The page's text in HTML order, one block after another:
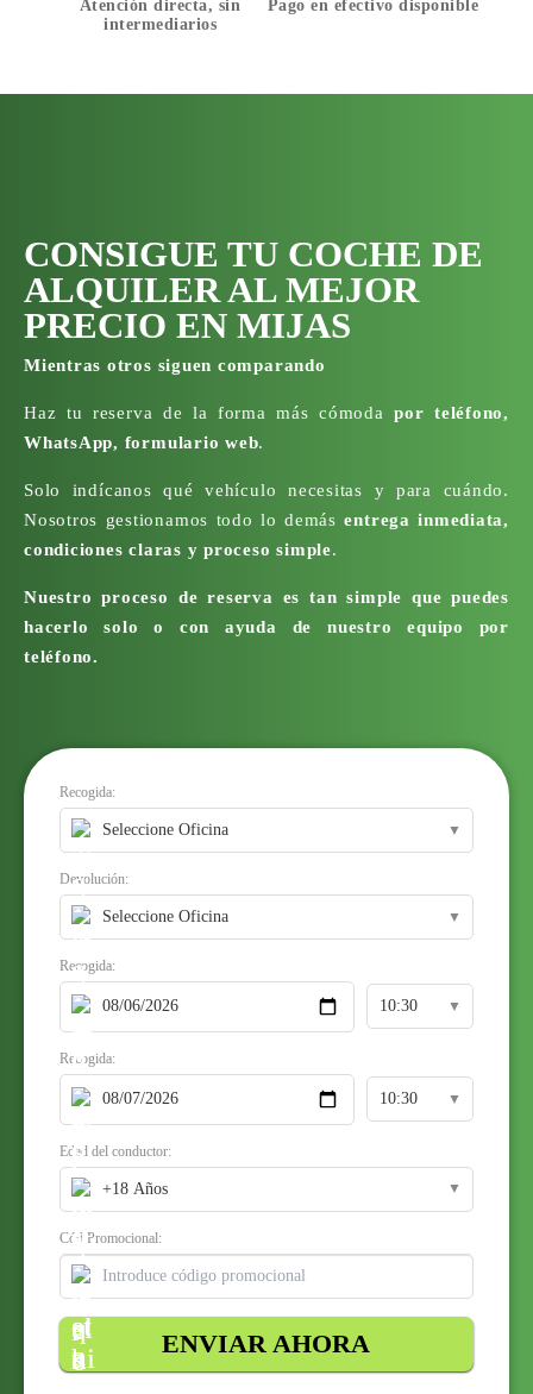
Atención directa, sin
intermediarios
Pago en efectivo disponible
CONSIGUE TU COCHE DE
ALQUILER AL MEJOR
PRECIO EN MIJAS
Mientras otros siguen comparando
Haz tu reserva de la forma más cómodapor teléfono,
WhatsApp, formulario web.
Solo indícanos qué vehículo necesitas y para cuándo.
Nosotros gestionamos todo lo demásentrega inmediata,
condiciones claras y proceso simple.
Nuestro proceso de reserva es tan simple que puedes
hacerlo solo o con ayuda de nuestro equipo por
teléfono.
Recogida:
▼
Devolución:
▼
Recogida:
▼
Recogida:
▼
Edad del conductor:
▼
Cód Promocional:
ENVIAR AHORA